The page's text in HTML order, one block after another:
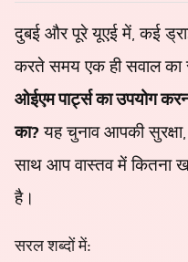
दुबई और पूरे यूएई में, कई
करते समय एक ही सवाल का
ओईएम पार्ट्स का उपयोग
का?यह चुनाव आपकी
साथ आप वास्तव में कितना
है।
सरल शब्दों में: